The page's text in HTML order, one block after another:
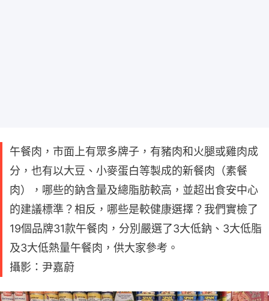
午餐肉，市面上有眾多牌子，有豬肉和火腿或雞肉成
分，也有以大豆、小麥蛋白等製成的新餐肉（素餐
肉），哪些的鈉含量及總脂肪較高，並超出食安中心
的建議標準？相反，哪些是較健康選擇？我們實檢了
19個品牌31款午餐肉，分別嚴選了3大低鈉、3大低脂
及3大低熱量午餐肉，供大家參考。
攝影：尹嘉蔚